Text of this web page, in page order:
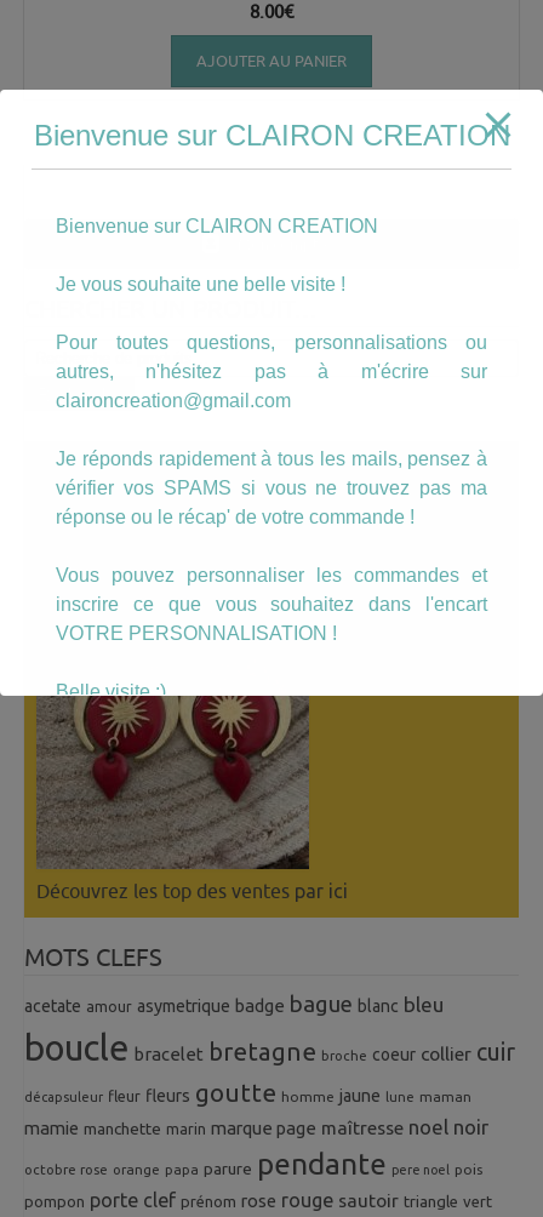
8.00€
AJOUTER AU PANIER
Recherche
pour :
Recherche
A LÀ UNE
Découvrez les top des ventes par ici
MOTS CLEFS
acetate amour asymetrique badge bague blanc bleu
boucle bracelet bretagne broche coeur collier cuir
décapsuleur fleur fleurs goutte homme jaune lune maman
mamie manchette marin marque page maîtresse noel noir
octobre rose orange papa parure pendante pere noel pois
pompon porte clef prénom rose rouge sautoir triangle vert
Bienvenue sur CLAIRON CREATION
Bienvenue sur CLAIRON CREATION
Je vous souhaite une belle visite !
Pour toutes questions, personnalisations ou
autres, n'hésitez pas à m'écrire sur
claironcreation@gmail.com
Je réponds rapidement à tous les mails, pensez à
vérifier vos SPAMS si vous ne trouvez pas ma
réponse ou le récap' de votre commande !
Vous pouvez personnaliser les commandes et
inscrire ce que vous souhaitez dans l'encart
VOTRE PERSONNALISATION !
Belle visite :)